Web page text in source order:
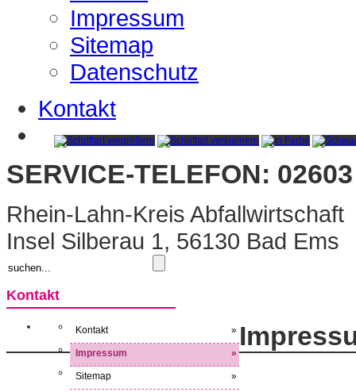
Impressum
Sitemap
Datenschutz
Kontakt
SERVICE-TELEFON:
Rhein-Lahn-Kreis Abfallwirtschaft
Insel Silberau 1, 56130 Bad Ems
Kontakt
Kontakt »
Impressum »
Sitemap »